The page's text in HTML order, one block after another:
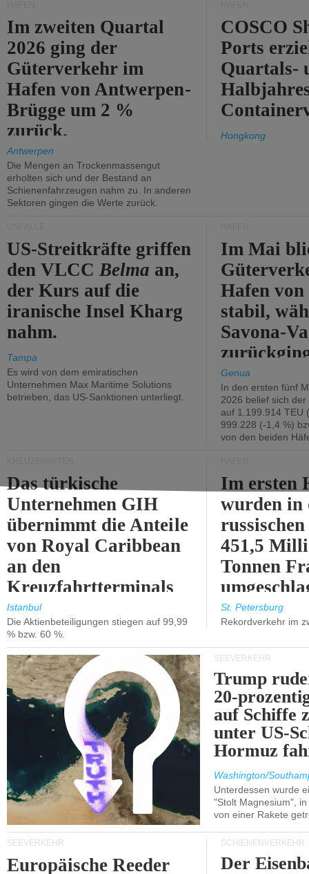
Im zweiten Quartal
2026 ging der
Güterverkehr im
Hafen von Antwerpen-
Brügge um 2 %
zurück.
Antwerpen
Die Mengen an Trockenmassengut
erholten sich und der Bestand an
Schienenfahrzeugen nahm zu. In anderen
Sektoren gingen die Werte zurück.
COSCO
Ports
Quartals-
Hongkong
US-Streitkräfte griffen
den VLCCBelma an,
der Kurs auf die
iranische Insel Kharg
nahm.
Tampa
Es wird von dem emiratischen
Unternehmen Max Maritime Solutions
betrieben, das US-Sanktionen unterliegt.
Im Mai
Hafen von
stabil,
Savona-
Genua
In den ersten fünf
2026 belief sich
auf 1.199.914 TEU
999.228 (-1,4 %)
von den beiden
Das türkische
Unternehmen GIH
übernimmt die Anteile
von Royal Caribbean
an den
Kreuzfahrtterminals
in Kusadasi und
Lissabon.
Istanbul
Die Aktienbeteiligungen stiegen auf 99,99
% bzw. 60 %.
Im ersten
wurden in
451,5
Tonnen
%).
St. Petersburg
Rekordverkehr im
SEEVERKEHR
Trump
20-
auf Schiffe
unter US-
Hormuz
Washington/
Unterdessen wurde
"Stolt Magnesium",
von einer Rakete
SEEVERKEHR
Europäische Reeder
SCHIENENVERKEHR
Der